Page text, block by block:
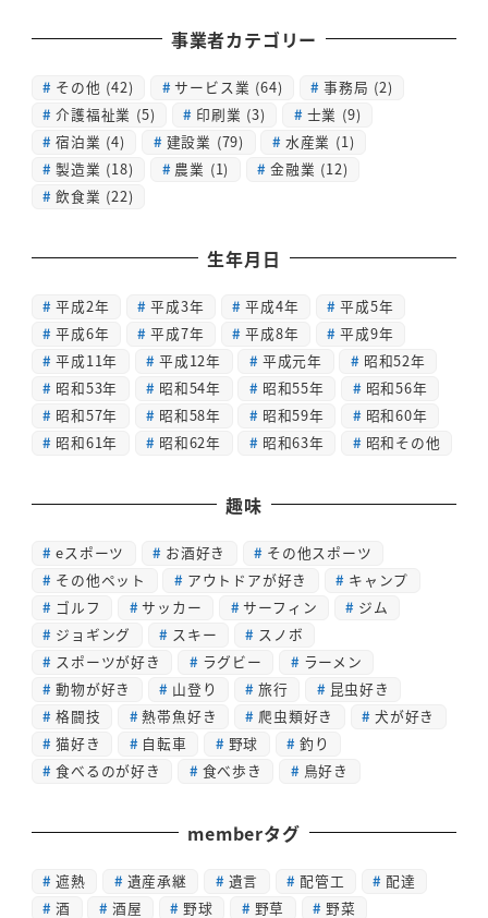
事業者カテゴリー
その他 (42) サービス業 (64) 事務局 (2)
介護福祉業 (5) 印刷業 (3) 士業 (9)
宿泊業 (4) 建設業 (79) 水産業 (1)
製造業 (18) 農業 (1) 金融業 (12)
飲食業 (22)
生年月日
平成2年 平成3年 平成4年
平成5年
平成6年
平成7年 平成8年
平成9年
平成11年
平成12年 平成元年
昭和52年
昭和53年
昭和54年 昭和55年
昭和56年
昭和57年
昭和58年 昭和59年
昭和60年
昭和61年
昭和62年 昭和63年 昭和その他
趣味
eスポーツ お酒好き
その他スポーツ
その他ペット
アウトドアが好き
キャンプ
ゴルフ
サッカー サーフィン
ジム
ジョギング
スキー
スノボ
スポーツが好き
ラグビー
ラーメン
動物が好き
山登り 旅行
昆虫好き
格闘技
熱帯魚好き 爬虫類好き
犬が好き
猫好き
自転車 野球
釣り
食べるのが好き
食べ歩き 鳥好き
memberタグ
遮熱 遺産承継 遺言 配管工
配達
酒
酒屋 野球 野草 野菜